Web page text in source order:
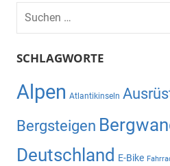
Suchen
nach:
SCHLAGWORTE
Alpen Atlantikinseln
Bergsteigen
Deutschland E-Bike